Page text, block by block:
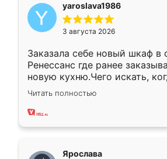
yaroslava1986
3 августа 2026
Заказала себе новый шкаф в
Ренессанс где ранее
новую кухню.Чего искать,
вполне довольна. Служит
два года, нареканий нет.
Читать полностью
Ярослава